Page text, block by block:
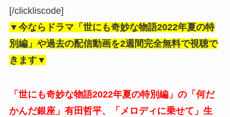
[/clickliscode]
▼今ならドラマ「世にも奇妙な物語2022年夏の特
別編」や過去の配信動画を2週間完全無料で視聴で
きます▼
「世にも奇妙な物語2022年夏の特別編」の「何だ
かんだ銀座」有田哲平、「メロディに乗せて」生